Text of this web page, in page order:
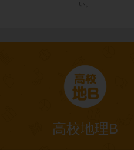
い。
高校地理B